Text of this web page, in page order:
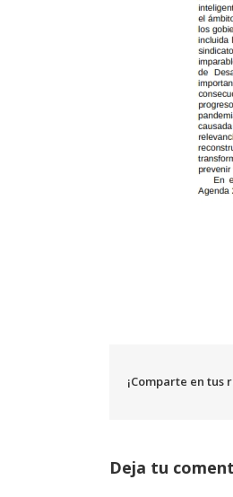
¡Comparte en tus
Deja tu